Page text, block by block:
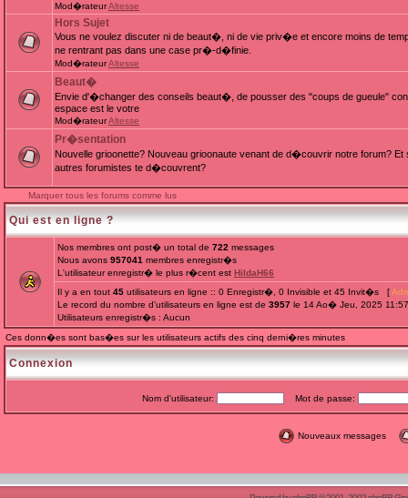
Mod�rateurAltesse
Hors Sujet
Vous ne voulez discuter ni de beaut�, ni de vie priv�e et encore moins de
ne rentrant pas dans une case pr�-d�finie.
Mod�rateurAltesse
Beaut�
Envie d'�changer des conseils beaut�, de pousser des "coups de gueule"
espace est le votre
Mod�rateurAltesse
Pr�sentation
Nouvelle grioonette? Nouveau grioonaute venant de d�couvrir notre forum?
autres forumistes te d�couvrent?
Marquer tous les forums comme lus
Qui est en ligne ?
Nos membres ont post� un total de 722 messages
Nous avons 957041 membres enregistr�s
L'utilisateur enregistr� le plus r�cent est HildaH66
Il y a en tout 45 utilisateurs en ligne :: 0 Enregistr�, 0 Invisible et 45 Invit�s [
Le record du nombre d'utilisateurs en ligne est de 3957 le 14 Ao� Jeu, 2025
Utilisateurs enregistr�s : Aucun
Ces donn�es sont bas�es sur les utilisateurs actifs des cinq derni�res minutes
Connexion
Nom d'utilisateur: Mot de passe:
Nouveaux messages